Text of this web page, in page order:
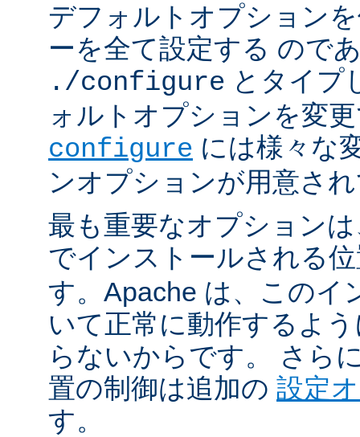
デフォルトオプション
ーを全て設定する ので
./configure とタイプ
ォルトオプションを変
configure には様々な
ンオプションが用意さ
最も重要なオプション
でインストールされる
す。Apache は、このイ
いて正常に動作するよ
らないからです。 さら
置の制御は追加の 設定
す。